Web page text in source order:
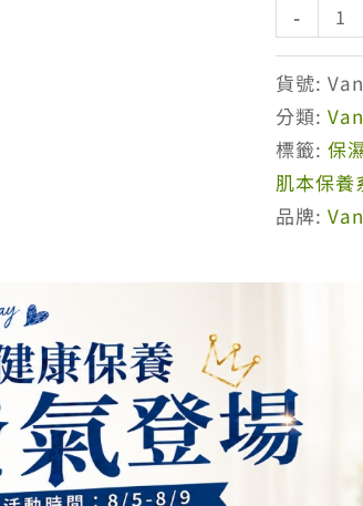
-
霓
肌
本
全
日
高
效
護
霜
大
+小
貨號:
分類:
標籤:保
肌本保養
品牌: